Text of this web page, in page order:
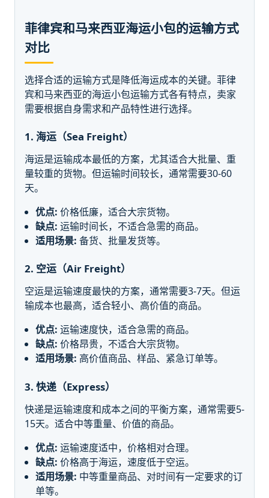
菲律宾和马来西亚海运小包的运输方式
对比
选择合适的运输方式是降低海运成本的关键。菲律
宾和马来西亚的海运小包运输方式各有特点，卖家
需要根据自身需求和产品特性进行选择。
1. 海运（Sea Freight）
海运是运输成本最低的方案，尤其适合大批量、重
量较重的货物。但运输时间较长，通常需要30-60
天。
优点: 价格低廉，适合大宗货物。
缺点: 运输时间长，不适合急需的商品。
适用场景: 备货、批量发货等。
2. 空运（Air Freight）
空运是运输速度最快的方案，通常需要3-7天。但运
输成本也最高，适合轻小、高价值的商品。
优点: 运输速度快，适合急需的商品。
缺点: 价格昂贵，不适合大宗货物。
适用场景: 高价值商品、样品、紧急订单等。
3. 快递（Express）
快递是运输速度和成本之间的平衡方案，通常需要5-
15天。适合中等重量、价值的商品。
优点: 运输速度适中，价格相对合理。
缺点: 价格高于海运，速度低于空运。
适用场景: 中等重量商品、对时间有一定要求的订
单等。